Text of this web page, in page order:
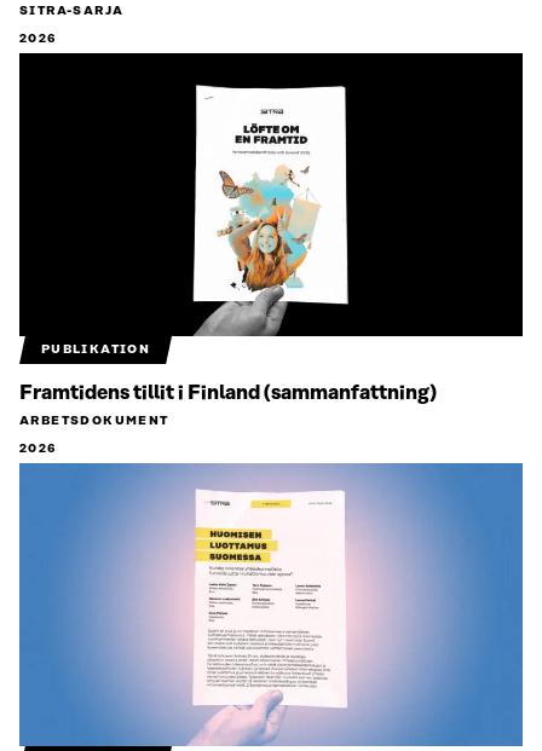
SITRA-SARJA
2026
PUBLIKATION
Framtidens tillit i Finland (sammanfattning)
ARBETSDOKUMENT
2026